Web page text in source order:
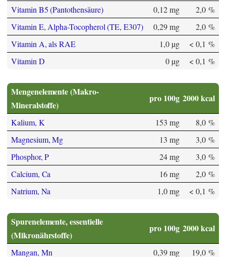
Vitamin B5 (Pantothensäure)
0,12 mg
2,0 %
Vitamin E, Alpha-Tocopherol (TE, E307)
0,29 mg
2,0 %
Vitamin A, als RAE
1,0 µg
< 0,1 %
Vitamin D
0 µg < 0,1 %
Mengenelemente (Makro-
Mineralstoffe)
pro 100g 2000 kcal
Kalium, K 153 mg
8,0 %
Magnesium, Mg
13 mg
3,0 %
Phosphor, P
24 mg
3,0 %
Calcium, Ca
16 mg
2,0 %
Natrium, Na
1,0 mg < 0,1 %
Spurenelemente, essentielle
(Mikronährstoffe)
pro 100g 2000 kcal
Mangan, Mn 0,39 mg 19,0 %